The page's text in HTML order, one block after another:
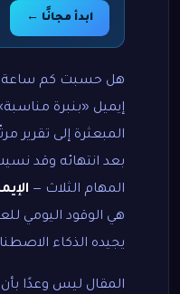
ابدأ مجانًا ←
هل حسبت كم ساعة
إيميل «بنبرة
المبعثرة إلى تقرير
بعد انتهائه وقد
المهام الثلاث —
هي الوقود اليومي
يجيده الذكاء
المقال ليس وعدًا بأن